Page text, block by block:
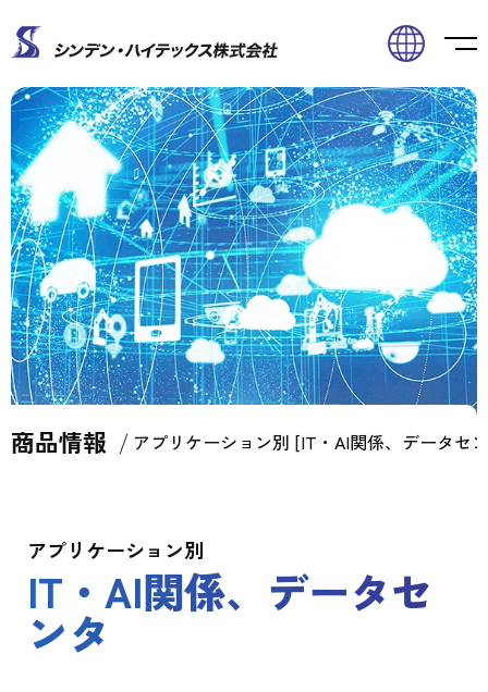
商品情報 Home
商品情報
アプリケーション別 [IT・AI関係、データセ
アプリケーション別
IT・AI関係、データセ
ンタ